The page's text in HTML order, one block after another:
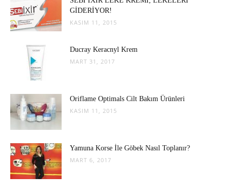
GİDERİYOR!
KASIM 11, 2015
Ducray Keracnyl Krem
MART 31, 2017
Oriflame Optimals Cilt Bakım Ürünleri
KASIM 11, 2015
Yamuna Korse İle Göbek Nasıl Toplanır?
MART 6, 2017